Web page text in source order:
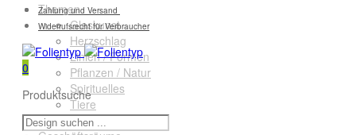
Themen
Glaskunst
Herzschlag
Linien / Formen
Pflanzen / Natur
Spirituelles
Tiere
Querformate
Zahlung und Versand
Widerrufsrecht für Verbraucher
0
Produktsuche